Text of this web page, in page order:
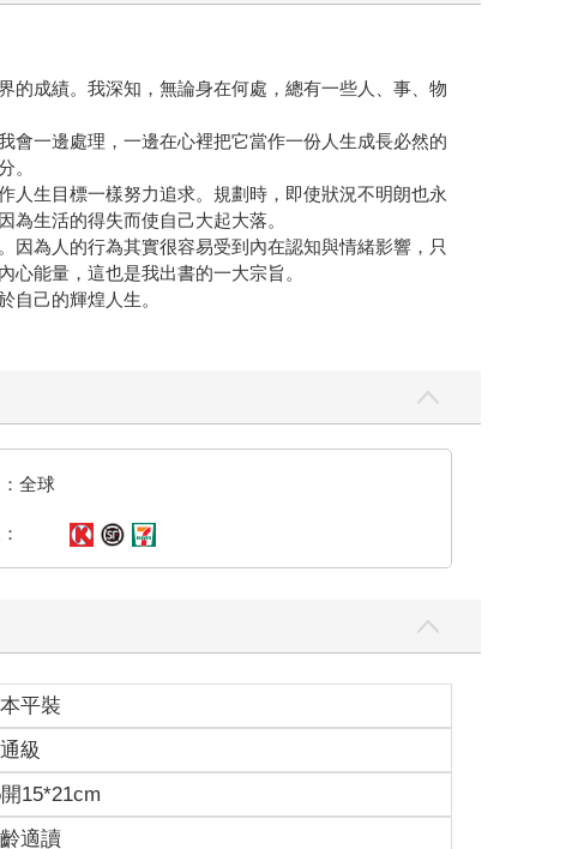
的成績。我深知，無論身在何處，總有一些人、事、物
會一邊處理，一邊在心裡把它當作一份人生成長必然的
。
人生目標一樣努力追求。規劃時，即使狀況不明朗也永
生活的得失而使自己大起大落。
因為人的行為其實很容易受到內在認知與情緒影響，只
能量，這也是我出書的一大宗旨。
自己的輝煌人生。
全球
平裝
級
15*21cm
適讀